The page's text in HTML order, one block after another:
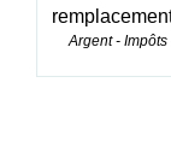
Argent -